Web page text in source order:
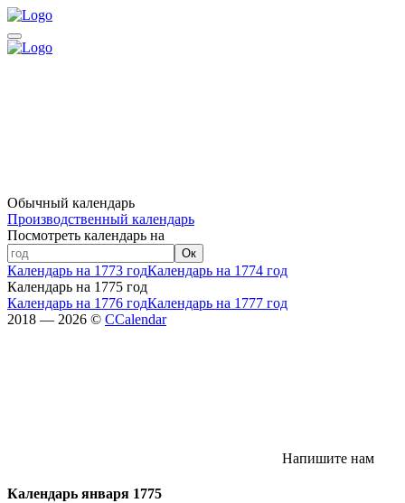
Обычный календарь
Производственный календарь
Посмотреть календарь на
Ок
Календарь на 1773 годКалендарь на 1774 год
Календарь на 1775 год
Календарь на 1776 годКалендарь на 1777 год
2018 — 2026 © CCalendar
Напишите нам
Календарь января 1775